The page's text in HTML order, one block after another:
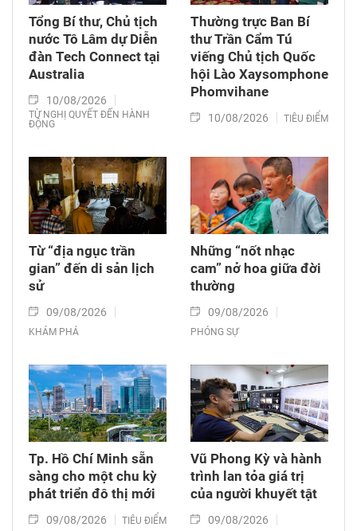
Tổng Bí thư, Chủ tịch
nước Tô Lâm dự Diễn
đàn Tech Connect tại
Australia
10/08/2026
TỪ NGHỊ QUYẾT ĐẾN HÀNH
ĐỘNG
Thường trực Ban Bí
thư Trần Cẩm Tú
viếng Chủ tịch Quốc
hội Lào Xaysomphone
Phomvihane
10/08/2026 TIÊU ĐIỂM
Từ “địa ngục trần
gian” đến di sản lịch
sử
09/08/2026
KHÁM PHÁ
Những “nốt nhạc
cam” nở hoa giữa đời
thường
09/08/2026
PHÓNG SỰ
Tp. Hồ Chí Minh sẵn
sàng cho một chu kỳ
phát triển đô thị mới
09/08/2026 TIÊU ĐIỂM
Vũ Phong Kỳ và hành
trình lan tỏa giá trị
của người khuyết tật
09/08/2026